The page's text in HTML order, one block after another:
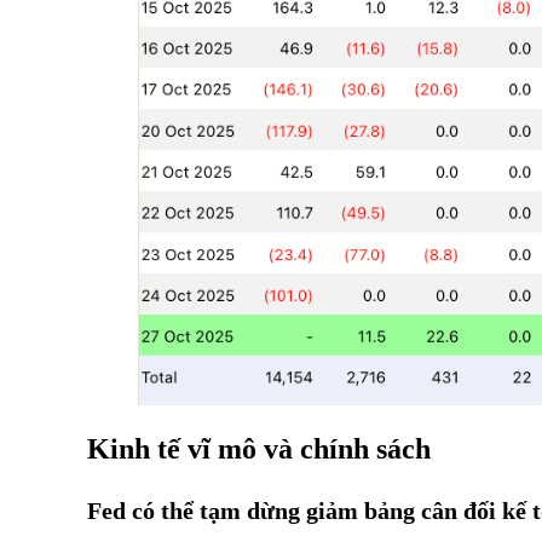
Kinh tế vĩ mô và chính sách
Fed có thể tạm dừng giảm bảng cân đối kế